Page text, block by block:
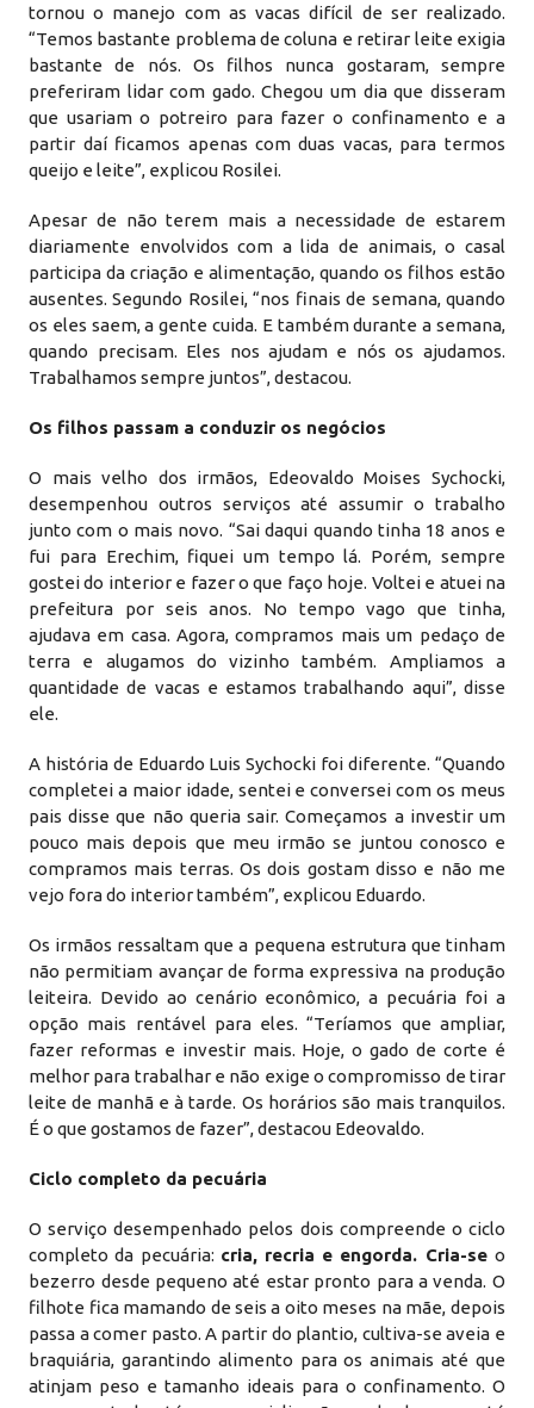
tornou o manejo com as vacas difícil de ser realizado.
“Temos bastante problema de coluna e retirar leite exigia
bastante de nós. Os filhos nunca gostaram, sempre
preferiram lidar com gado. Chegou um dia que disseram
que usariam o potreiro para fazer o confinamento e a
partir daí ficamos apenas com duas vacas, para termos
queijo e leite”, explicou Rosilei.
Apesar de não terem mais a necessidade de estarem
diariamente envolvidos com a lida de animais, o casal
participa da criação e alimentação, quando os filhos estão
ausentes. Segundo Rosilei, “nos finais de semana, quando
os eles saem, a gente cuida. E também durante a semana,
quando precisam. Eles nos ajudam e nós os ajudamos.
Trabalhamos sempre juntos”, destacou.
Os filhos passam a conduzir os negócios
O mais velho dos irmãos, Edeovaldo Moises Sychocki,
desempenhou outros serviços até assumir o trabalho
junto com o mais novo. “Sai daqui quando tinha 18 anos e
fui para Erechim, fiquei um tempo lá. Porém, sempre
gostei do interior e fazer o que faço hoje. Voltei e atuei na
prefeitura por seis anos. No tempo vago que tinha,
ajudava em casa. Agora, compramos mais um pedaço de
terra e alugamos do vizinho também. Ampliamos a
quantidade de vacas e estamos trabalhando aqui”, disse
ele.
A história de Eduardo Luis Sychocki foi diferente. “Quando
completei a maior idade, sentei e conversei com os meus
pais disse que não queria sair. Começamos a investir um
pouco mais depois que meu irmão se juntou conosco e
compramos mais terras. Os dois gostam disso e não me
vejo fora do interior também”, explicou Eduardo.
Os irmãos ressaltam que a pequena estrutura que tinham
não permitiam avançar de forma expressiva na produção
leiteira. Devido ao cenário econômico, a pecuária foi a
opção mais rentável para eles. “Teríamos que ampliar,
fazer reformas e investir mais. Hoje, o gado de corte é
melhor para trabalhar e não exige o compromisso de tirar
leite de manhã e à tarde. Os horários são mais tranquilos.
É o que gostamos de fazer”, destacou Edeovaldo.
Ciclo completo da pecuária
O serviço desempenhado pelos dois compreende o ciclo
completo da pecuária: cria, recria e engorda. Cria-se o
bezerro desde pequeno até estar pronto para a venda. O
filhote fica mamando de seis a oito meses na mãe, depois
passa a comer pasto. A partir do plantio, cultiva-se aveia e
braquiária, garantindo alimento para os animais até que
atinjam peso e tamanho ideais para o confinamento. O